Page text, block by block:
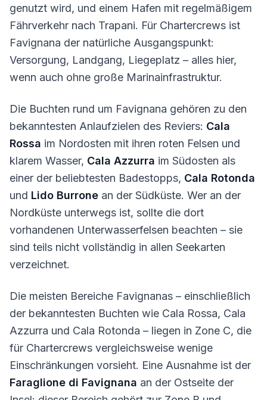
genutzt wird, und einem Hafen mit regelmäßigem
Fährverkehr nach Trapani. Für Chartercrews ist
Favignana der natürliche Ausgangspunkt:
Versorgung, Landgang, Liegeplatz – alles hier,
wenn auch ohne große Marinainfrastruktur.
Die Buchten rund um Favignana gehören zu den
bekanntesten Anlaufzielen des Reviers: Cala
Rossa im Nordosten mit ihren roten Felsen und
klarem Wasser, Cala Azzurra im Südosten als
einer der beliebtesten Badestopps, Cala Rotonda
und Lido Burrone an der Südküste. Wer an der
Nordküste unterwegs ist, sollte die dort
vorhandenen Unterwasserfelsen beachten – sie
sind teils nicht vollständig in allen Seekarten
verzeichnet.
Die meisten Bereiche Favignanas – einschließlich
der bekanntesten Buchten wie Cala Rossa, Cala
Azzurra und Cala Rotonda – liegen in Zone C, die
für Chartercrews vergleichsweise wenige
Einschränkungen vorsieht. Eine Ausnahme ist der
Faraglione di Favignana an der Ostseite der